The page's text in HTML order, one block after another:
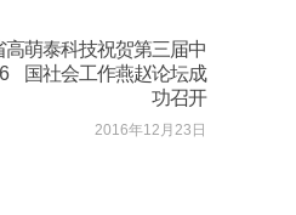
高萌泰科技祝贺第三届中
国社会工作燕赵论坛成
功召开
2016年12月23日